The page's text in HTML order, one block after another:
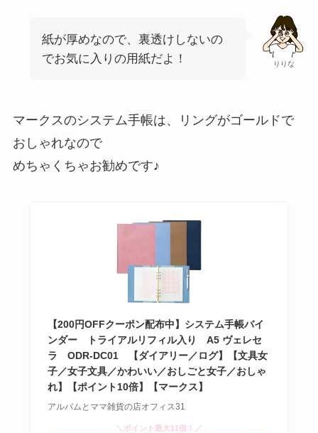
りりな
紙が厚めなので、裏透けしないの
でお気に入りの用紙だよ！
マークスのシステム手帳は、リングがゴールドで
おしゃれなので
めちゃくちゃお勧めです♪
【200円OFFクーポン配布中】システム手帳バイ
ンダー トライアルリフィル入り A5 ヴェレセ
ラ ODR-DC01 【ダイアリー／ログ】【文具女
子／女子文具／かわいい／おしごと女子／おしゃ
れ】【ポイント10倍】【マークス】
アルバムとママ雑貨の店オフィス31
＼ポイント最大11倍！／